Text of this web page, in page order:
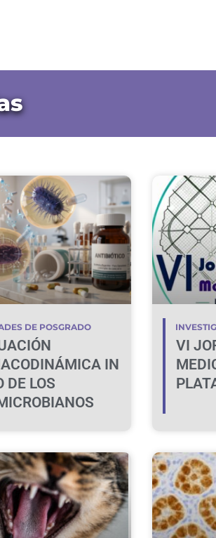
DE POSGRADO
IN
DE LOS
VI